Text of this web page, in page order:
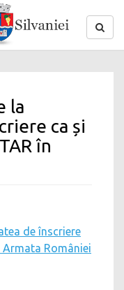
la
ca și
în
de înscriere
Armata României